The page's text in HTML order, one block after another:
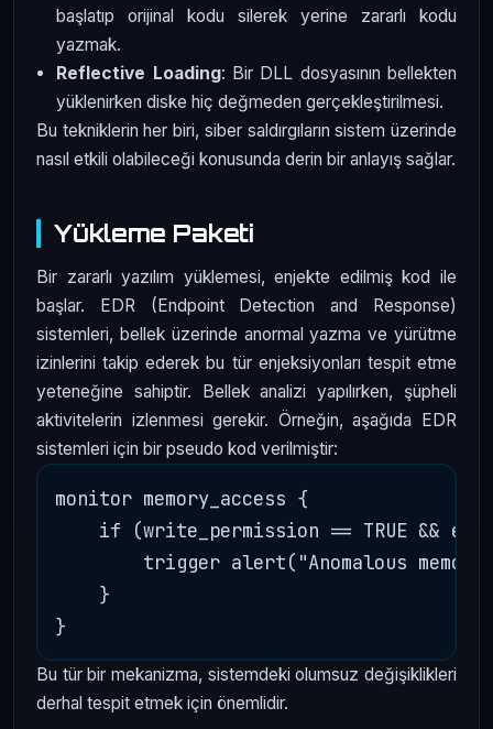
başlatıp orijinal kodu silerek yerine zararlı kodu
yazmak.
Reflective Loading: Bir DLL dosyasının bellekten
yüklenirken diske hiç değmeden gerçekleştirilmesi.
Bu tekniklerin her biri, siber saldırgıların sistem üzerinde
nasıl etkili olabileceği konusunda derin bir anlayış sağlar.
Yükleme Paketi
Bir zararlı yazılım yüklemesi, enjekte edilmiş kod ile
başlar. EDR (Endpoint Detection and Response)
sistemleri, bellek üzerinde anormal yazma ve yürütme
izinlerini takip ederek bu tür enjeksiyonları tespit etme
yeteneğine sahiptir. Bellek analizi yapılırken, şüpheli
aktivitelerin izlenmesi gerekir. Örneğin, aşağıda EDR
sistemleri için bir pseudo kod verilmiştir:
monitor memory_access {
if (write_permission == TRUE &&
trigger alert("Anomalous
    }
Bu tür bir mekanizma, sistemdeki olumsuz değişiklikleri
derhal tespit etmek için önemlidir.